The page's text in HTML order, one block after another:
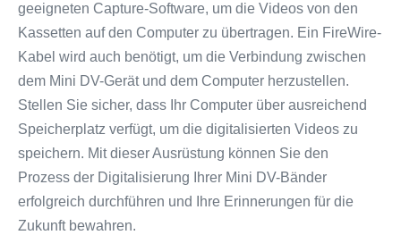
geeigneten Capture-Software, um die Videos von den
Kassetten auf den Computer zu übertragen. Ein FireWire-
Kabel wird auch benötigt, um die Verbindung zwischen
dem Mini DV-Gerät und dem Computer herzustellen.
Stellen Sie sicher, dass Ihr Computer über ausreichend
Speicherplatz verfügt, um die digitalisierten Videos zu
speichern. Mit dieser Ausrüstung können Sie den
Prozess der Digitalisierung Ihrer Mini DV-Bänder
erfolgreich durchführen und Ihre Erinnerungen für die
Zukunft bewahren.